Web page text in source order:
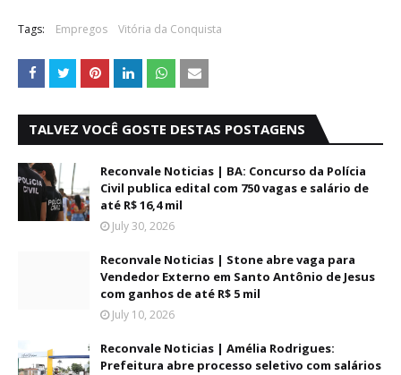
Tags: Empregos Vitória da Conquista
TALVEZ VOCÊ GOSTE DESTAS POSTAGENS
Reconvale Noticias | BA: Concurso da Polícia
Civil publica edital com 750 vagas e salário de
até R$ 16,4 mil
July 30, 2026
Reconvale Noticias | Stone abre vaga para
Vendedor Externo em Santo Antônio de Jesus
com ganhos de até R$ 5 mil
July 10, 2026
Reconvale Noticias | Amélia Rodrigues:
Prefeitura abre processo seletivo com salários